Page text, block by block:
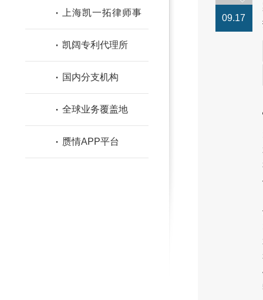
·
上海凯一拓律师事
务所（合作律所）
· 凯阔专利代理所
· 国内分支机构
· 全球业务覆盖地
· 赝情APP平台
09.17